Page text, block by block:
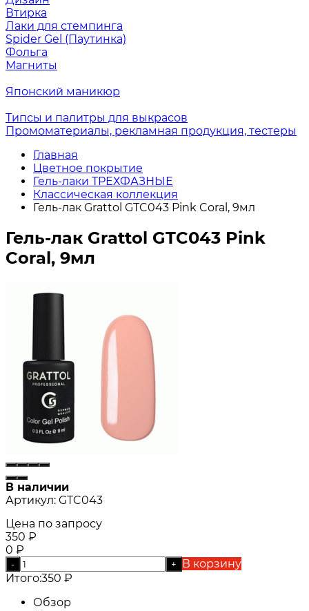
Втирка
Лаки для стемпинга
Spider Gel (Паутинка)
Фольга
Магниты
Японский маникюр
Типсы и палитры для выкрасов
Промоматериалы, рекламная продукция, тестеры
Главная
Цветное покрытие
Гель-лаки ТРЕХФАЗНЫЕ
Классическая коллекция
Гель-лак Grattol GTC043 Pink Coral, 9мл
Гель-лак Grattol GTC043 Pink
Coral, 9мл
В наличии
Артикул: GTC043
Цена по запросу
350 ₽
0 ₽
- +
В корзину
Итого:350 ₽
Обзор